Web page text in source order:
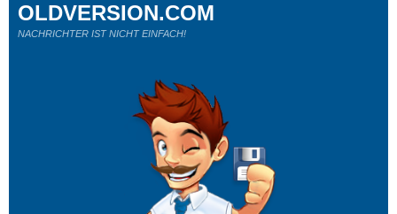
OLDVERSION.COM
NACHRICHTER IST NICHT EINFACH!